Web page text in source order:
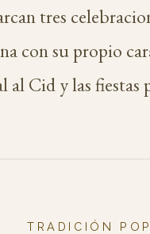
tres
con su propio
al Cid y las
TRADICIÓN